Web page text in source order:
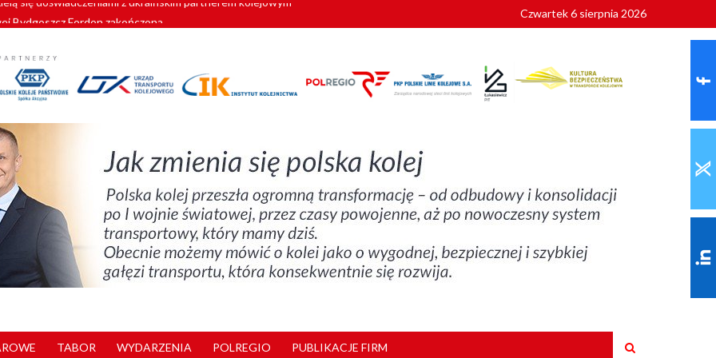
Bydgoszcz Fordon zakończona
pociągi od PESA. Sześć nowoczesnych ELF-ów wyjedzie na tory w 2029 roku
GySEV gotowe
się doświadczeniami z ukraińskim partnerem kolejowym
Czwartek 6 sierpnia 2026
TABOR WYDARZENIA POLREGIO PUBLIKACJE FIRM